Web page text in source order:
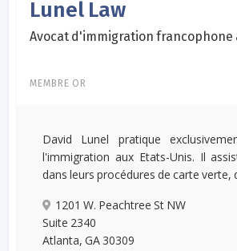
Lunel Law
Avocat d'immigration francophone
MEMBRE OR
David Lunel pratique
l'immigration aux Etats-Unis. Il
dans leurs procédures de carte verte,
1201 W. Peachtree St NW
Suite 2340
Atlanta, GA 30309